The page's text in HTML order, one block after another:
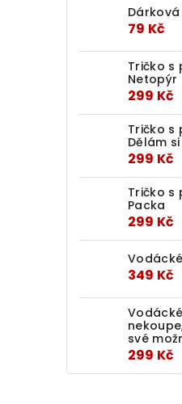
79 Kč
Tričko s
Netopýr
299 Kč
Tričko s
Dělám
299 Kč
Tričko s
Packa
299 Kč
349 Kč
své
299 Kč